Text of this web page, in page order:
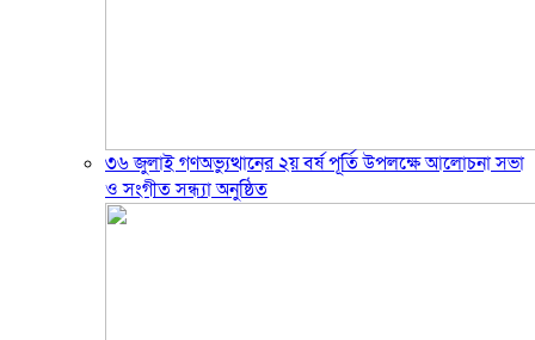
৩৬ জুলাই গণঅভ্যুত্থানের ২য় বর্ষ পূর্তি উপলক্ষে আলোচনা সভা
ও সংগীত সন্ধ্যা অনুষ্ঠিত